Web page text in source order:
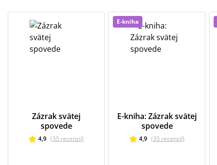
Zázrak svätej
spovede
4,9 (35 recenzií)
E-kniha
E-kniha: Zázrak svätej
spovede
4,9 (35 recenzií)